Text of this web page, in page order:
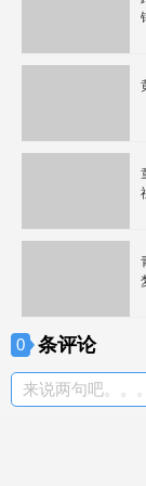
0 条评论
来说两句吧。。。